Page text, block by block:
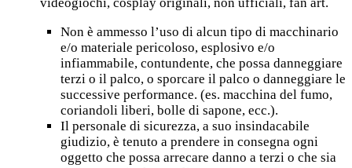
Non è ammesso l’uso di alcun tipo di macchinario
e/o materiale pericoloso, esplosivo e/o
infiammabile, contundente, che possa danneggiare
terzi o il palco, o sporcare il palco o danneggiare le
successive performance. (es. macchina del fumo,
coriandoli liberi, bolle di sapone, ecc.).
Il personale di sicurezza, a suo insindacabile
giudizio, è tenuto a prendere in consegna ogni
oggetto che possa arrecare danno a terzi o che sia